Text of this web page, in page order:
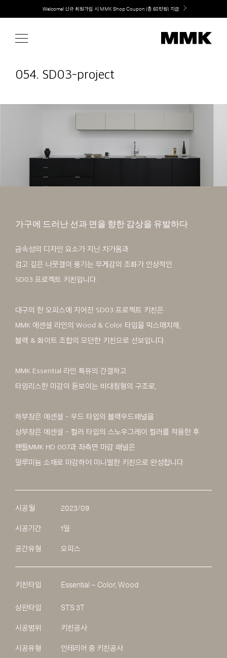
content
Welcome! 신규 회원가입 시 MMK Shop Coupon (총 60만원) 지급
054. SD03-project
가구에 드러난 선과 면을 향한 감상을 유발하다
금속성의 디자인 요소가 지닌 차가움과
검고 깊은 나뭇결이 풍기는 무게감의 조화가 인상적인
SD03 프로젝트 키친입니다.
대구의 한 오피스에 지어진 SD03 프로젝트 키친은
MMK 에센셜 라인의 Wood & Color 타입을 믹스매치해,
블랙 & 화이트 조합의 모던한 키친으로 선보입니다.
MMK Essential 라인 특유의 간결하고
타임리스한 미감이 돋보이는 비대칭형의 구조로,
하부장은 에센셜 - 우드 타입의 블랙우드패널을
상부장은 에센셜 - 컬러 타입의 스노우그레이 컬러를 적용한 후
핸들MMK HD 007과 좌측면 마감 패널은
알루미늄 소재로 마감하여 미니멀한 키친으로 완성합니다.
시공월 2023/09
시공기간 1일
공간유형 오피스
키친타입 Essential – Color, Wood
상판타입 STS 3T
시공범위 키친공사
시공유형 인테리어 중 키친공사